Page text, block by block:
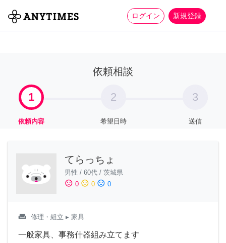
ログイン 新規登録
全て 家事 more_horiz
依頼相談
1
依頼内容
2
希望日時
3
送信
てらっちょ
男性 / 60代 / 茨城県
sentiment_satisfied 0 sentiment_neutral 0 sentiment_dissatisfied 0
weekend 修理・組立 ▸ 家具
一般家具、事務什器組み立てます